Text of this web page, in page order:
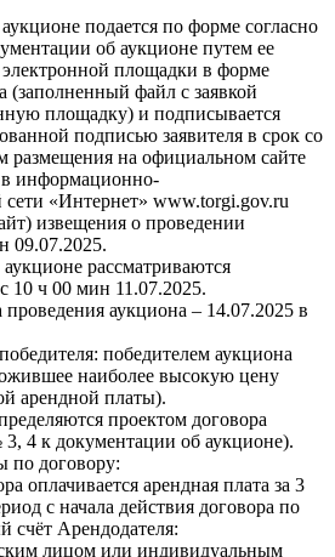
подается по форме согласно
об аукционе путем ее
площадки в форме
(заполненный файл с заявкой
площадку) и подписывается
подписью заявителя в срок со
размещения на официальном сайте
информационно-
«Интернет» www.torgi.gov.ru
извещения о проведении
09.07.2025.
рассматриваются
10 ч 00 мин 11.07.2025.
проведения аукциона – 14.07.2025 в
победителем аукциона
наиболее высокую цену
арендной платы).
проектом договора
4 к документации об аукционе).
по договору:
оплачивается арендная плата за 3
с начала действия договора по
счёт Арендодателя:
лицом или индивидуальным